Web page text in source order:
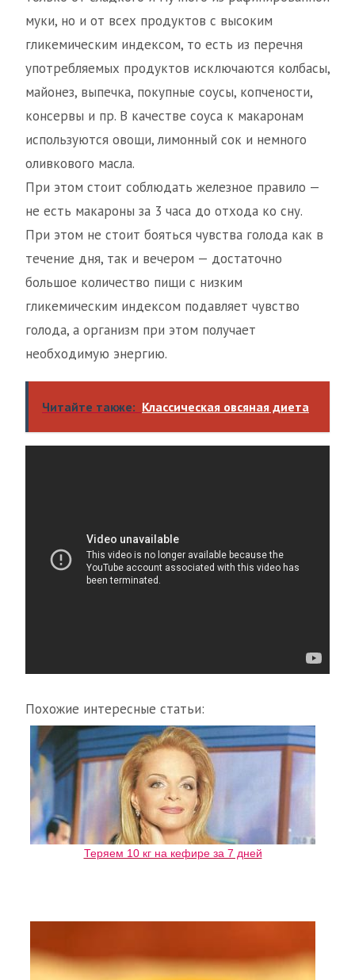
муки, но и от всех продуктов с высоким
гликемическим индексом, то есть из перечня
употребляемых продуктов исключаются колбасы,
майонез, выпечка, покупные соусы, копчености,
консервы и пр. В качестве соуса к макаронам
используются овощи, лимонный сок и немного
оливкового масла.
При этом стоит соблюдать железное правило —
не есть макароны за 3 часа до отхода ко сну.
При этом не стоит бояться чувства голода как в
течение дня, так и вечером — достаточно
большое количество пищи с низким
гликемическим индексом подавляет чувство
голода, а организм при этом получает
необходимую энергию.
Читайте также: Классическая овсяная диета
Похожие интересные статьи:
Теряем 10 кг на кефире за 7 дней